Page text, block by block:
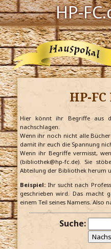
HP-
Navigation
Harry
Der HP-FC
Hogwarts
Zauberwelt
Jetzt Fanclub-
HP-
Hier könnt ihr Begriffe aus
nachschlagen.
Wenn ihr noch nicht alle
damit ihr euch die Spannung
Wenn ihr Begriffe vermisst,
(bibliothek@hp-fc.de). Sie
Abteilung der Bibliothek herum
Beispiel:Ihr sucht nach
geschrieben wird. Das macht
einem Teil seines Namens. Also
Suche: